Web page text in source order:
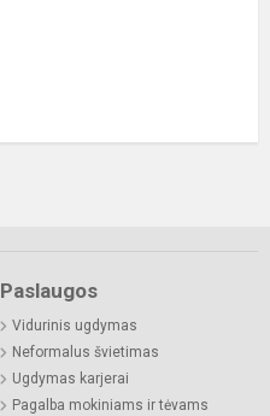
Paslaugos
Vidurinis ugdymas
Neformalus švietimas
Ugdymas karjerai
Pagalba mokiniams ir tėvams